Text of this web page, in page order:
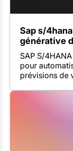
Sap s/
générative
SAP S/
pour
prévisions de